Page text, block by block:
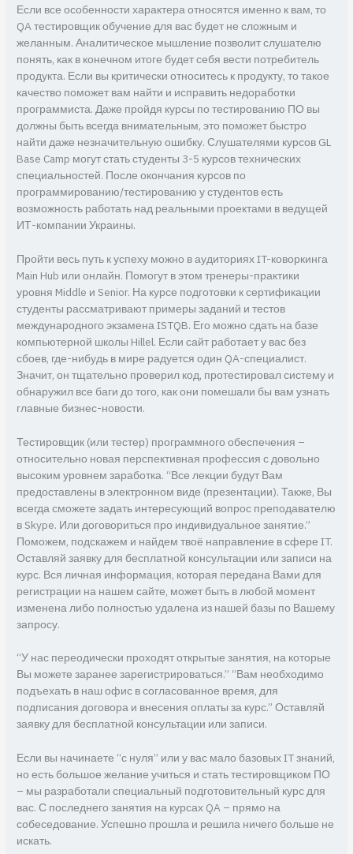
Если все особенности характера относятся именно к вам, то
QA тестировщик обучение для вас будет не сложным и
желанным. Аналитическое мышление позволит слушателю
понять, как в конечном итоге будет себя вести потребитель
продукта. Если вы критически относитесь к продукту, то такое
качество поможет вам найти и исправить недоработки
программиста. Даже пройдя курсы по тестированию ПО вы
должны быть всегда внимательным, это поможет быстро
найти даже незначительную ошибку. Слушателями курсов GL
Base Camp могут стать студенты 3-5 курсов технических
специальностей. После окончания курсов по
программированию/тестированию у студентов есть
возможность работать над реальными проектами в ведущей
ИТ-компании Украины.
Пройти весь путь к успеху можно в аудиториях IT-коворкинга
Main Hub или онлайн. Помогут в этом тренеры-практики
уровня Middle и Senior. На курсе подготовки к сертификации
студенты рассматривают примеры заданий и тестов
международного экзамена ISTQB. Его можно cдать на базе
компьютерной школы Hillel. Если сайт работает у вас без
сбоев, где-нибудь в мире радуется один QA-специалист.
Значит, он тщательно проверил код, протестировал систему и
обнаружил все баги до того, как они помешали бы вам узнать
главные бизнес-новости.
Тестировщик (или тестер) программного обеспечения –
относительно новая перспективная профессия с довольно
высоким уровнем заработка. “Все лекции будут Вам
предоставлены в электронном виде (презентации). Также, Вы
всегда сможете задать интересующий вопрос преподавателю
в Skype. Или договориться про индивидуальное занятие.”
Поможем, подскажем и найдем твоё направление в сфере IT.
Оставляй заявку для бесплатной консультации или записи на
курс. Вся личная информация, которая передана Вами для
регистрации на нашем сайте, может быть в любой момент
изменена либо полностью удалена из нашей базы по Вашему
запросу.
“У нас переодически проходят открытые занятия, на которые
Вы можете заранее зарегистрироваться.” “Вам необходимо
подъехать в наш офис в согласованное время, для
подписания договора и внесения оплаты за курс.” Оставляй
заявку для бесплатной консультации или записи.
Если вы начинаете “с нуля” или у вас мало базовых IT знаний,
но есть большое желание учиться и стать тестировщиком ПО
– мы разработали специальный подготовительный курс для
вас. С последнего занятия на курсах QA – прямо на
собеседование. Успешно прошла и решила ничего больше не
искать.